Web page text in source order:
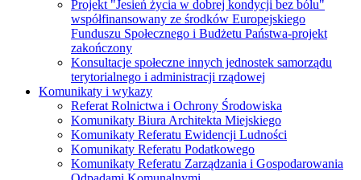
Projekt "Jesień życia w dobrej kondycji bez bólu"
współfinansowany ze środków Europejskiego
Funduszu Społecznego i Budżetu Państwa-projekt
zakończony
Konsultacje społeczne innych jednostek samorządu
terytorialnego i administracji rządowej
Komunikaty i wykazy
Referat Rolnictwa i Ochrony Środowiska
Komunikaty Biura Architekta Miejskiego
Komunikaty Referatu Ewidencji Ludności
Komunikaty Referatu Podatkowego
Komunikaty Referatu Zarządzania i Gospodarowania